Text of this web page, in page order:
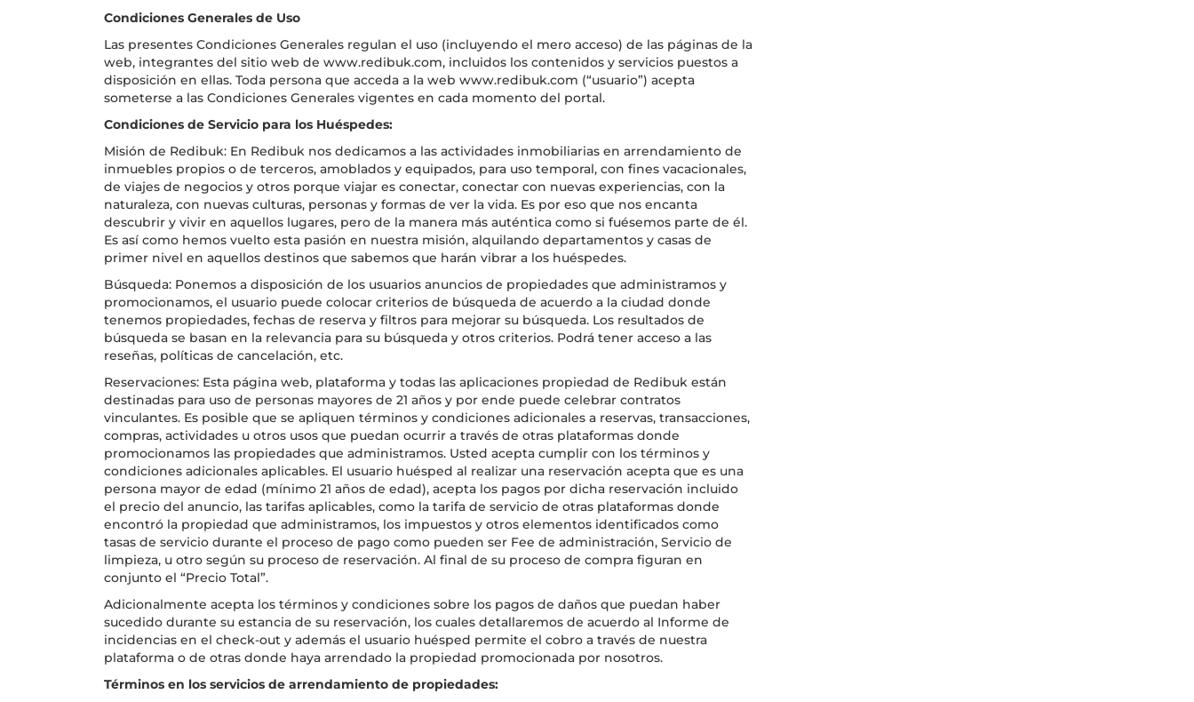
Condiciones Generales de Uso
Las presentes Condiciones Generales regulan el uso (incluyendo el mero acceso) de las páginas de la
web, integrantes del sitio web de www.redibuk.com, incluidos los contenidos y servicios puestos a
disposición en ellas. Toda persona que acceda a la web www.redibuk.com (“usuario”) acepta
someterse a las Condiciones Generales vigentes en cada momento del portal.
Condiciones de Servicio para los Huéspedes:
Misión de Redibuk: En Redibuk nos dedicamos a las actividades inmobiliarias en arrendamiento de
inmuebles propios o de terceros, amoblados y equipados, para uso temporal, con fines vacacionales,
de viajes de negocios y otros porque viajar es conectar, conectar con nuevas experiencias, con la
naturaleza, con nuevas culturas, personas y formas de ver la vida. Es por eso que nos encanta
descubrir y vivir en aquellos lugares, pero de la manera más auténtica como si fuésemos parte de él.
Es así como hemos vuelto esta pasión en nuestra misión, alquilando departamentos y casas de
primer nivel en aquellos destinos que sabemos que harán vibrar a los huéspedes.
Búsqueda: Ponemos a disposición de los usuarios anuncios de propiedades que administramos y
promocionamos, el usuario puede colocar criterios de búsqueda de acuerdo a la ciudad donde
tenemos propiedades, fechas de reserva y filtros para mejorar su búsqueda. Los resultados de
búsqueda se basan en la relevancia para su búsqueda y otros criterios. Podrá tener acceso a las
reseñas, políticas de cancelación, etc.
Reservaciones: Esta página web, plataforma y todas las aplicaciones propiedad de Redibuk están
destinadas para uso de personas mayores de 21 años y por ende puede celebrar contratos
vinculantes. Es posible que se apliquen términos y condiciones adicionales a reservas, transacciones,
compras, actividades u otros usos que puedan ocurrir a través de otras plataformas donde
promocionamos las propiedades que administramos. Usted acepta cumplir con los términos y
condiciones adicionales aplicables. El usuario huésped al realizar una reservación acepta que es una
persona mayor de edad (mínimo 21 años de edad), acepta los pagos por dicha reservación incluido
el precio del anuncio, las tarifas aplicables, como la tarifa de servicio de otras plataformas donde
encontró la propiedad que administramos, los impuestos y otros elementos identificados como
tasas de servicio durante el proceso de pago como pueden ser Fee de administración, Servicio de
limpieza, u otro según su proceso de reservación. Al final de su proceso de compra figuran en
conjunto el “Precio Total”.
Adicionalmente acepta los términos y condiciones sobre los pagos de daños que puedan haber
sucedido durante su estancia de su reservación, los cuales detallaremos de acuerdo al Informe de
incidencias en el check-out y además el usuario huésped permite el cobro a través de nuestra
plataforma o de otras donde haya arrendado la propiedad promocionada por nosotros.
Términos en los servicios de arrendamiento de propiedades: